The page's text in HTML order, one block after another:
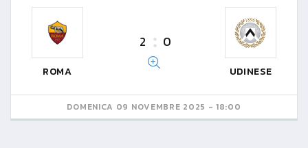
ROMA
2 0
UDINESE
DOMENICA 09 NOVEMBRE 2025 - 18:00